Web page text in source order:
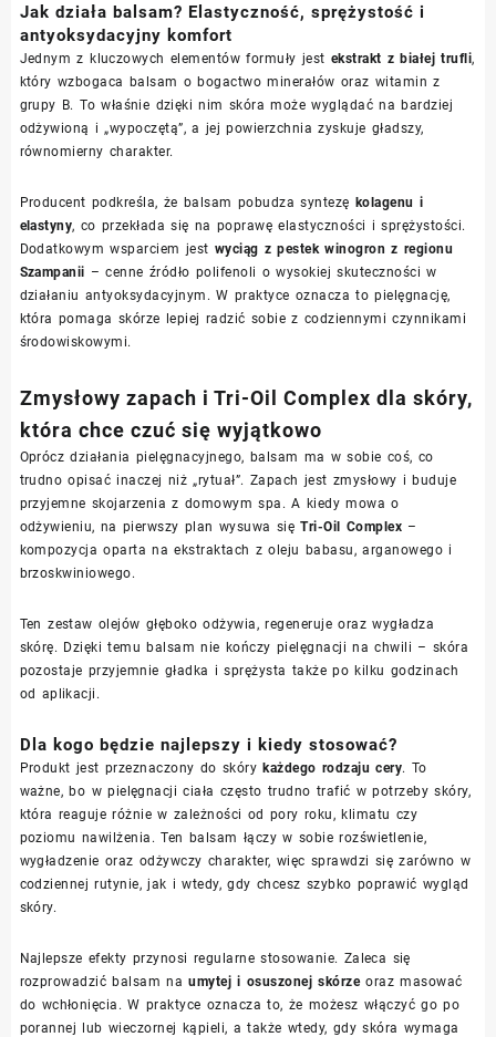
Jak działa balsam? Elastyczność, sprężystość i
antyoksydacyjny komfort
Jednym z kluczowych elementów formuły jest ekstrakt z białej trufli,
który wzbogaca balsam o bogactwo minerałów oraz witamin z
grupy B. To właśnie dzięki nim skóra może wyglądać na bardziej
odżywioną i „wypoczętą”, a jej powierzchnia zyskuje gładszy,
równomierny charakter.
Producent podkreśla, że balsam pobudza syntezę kolagenu i
elastyny, co przekłada się na poprawę elastyczności i sprężystości.
Dodatkowym wsparciem jest wyciąg z pestek winogron z regionu
Szampanii – cenne źródło polifenoli o wysokiej skuteczności w
działaniu antyoksydacyjnym. W praktyce oznacza to pielęgnację,
która pomaga skórze lepiej radzić sobie z codziennymi czynnikami
środowiskowymi.
Zmysłowy zapach i Tri-Oil Complex dla skóry,
która chce czuć się wyjątkowo
Oprócz działania pielęgnacyjnego, balsam ma w sobie coś, co
trudno opisać inaczej niż „rytuał”. Zapach jest zmysłowy i buduje
przyjemne skojarzenia z domowym spa. A kiedy mowa o
odżywieniu, na pierwszy plan wysuwa sięTri-Oil Complex –
kompozycja oparta na ekstraktach z oleju babasu, arganowego i
brzoskwiniowego.
Ten zestaw olejów głęboko odżywia, regeneruje oraz wygładza
skórę. Dzięki temu balsam nie kończy pielęgnacji na chwili – skóra
pozostaje przyjemnie gładka i sprężysta także po kilku godzinach
od aplikacji.
Dla kogo będzie najlepszy i kiedy stosować?
Produkt jest przeznaczony do skórykażdego rodzaju cery. To
ważne, bo w pielęgnacji ciała często trudno trafić w potrzeby skóry,
która reaguje różnie w zależności od pory roku, klimatu czy
poziomu nawilżenia. Ten balsam łączy w sobie rozświetlenie,
wygładzenie oraz odżywczy charakter, więc sprawdzi się zarówno w
codziennej rutynie, jak i wtedy, gdy chcesz szybko poprawić wygląd
skóry.
Najlepsze efekty przynosi regularne stosowanie. Zaleca się
rozprowadzić balsam naumytej i osuszonej skórzeoraz masować
do wchłonięcia. W praktyce oznacza to, że możesz włączyć go po
porannej lub wieczornej kąpieli, a także wtedy, gdy skóra wymaga